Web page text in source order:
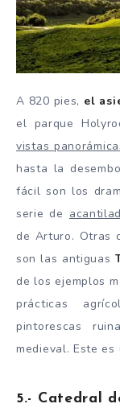
A 820 pies, el
el parque
vistas
hasta la
fácil son los
serie de
de Arturo. Otras
son las antiguas
de los ejemplos
prácticas
pintorescas
medieval. Este
5.- Catedral